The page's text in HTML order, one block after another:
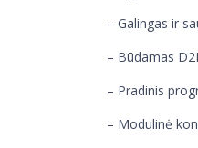
– Galingas ir
– Būdamas
– Pradinis
– Modulinė